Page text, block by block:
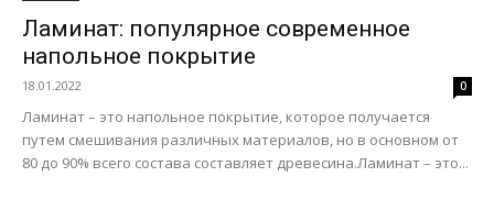
Ламинат: популярное современное
напольное покрытие
18.01.2022 0
Ламинат – это напольное покрытие, которое получается
путем смешивания различных материалов, но в основном от
80 до 90% всего состава составляет древесина.Ламинат – это...